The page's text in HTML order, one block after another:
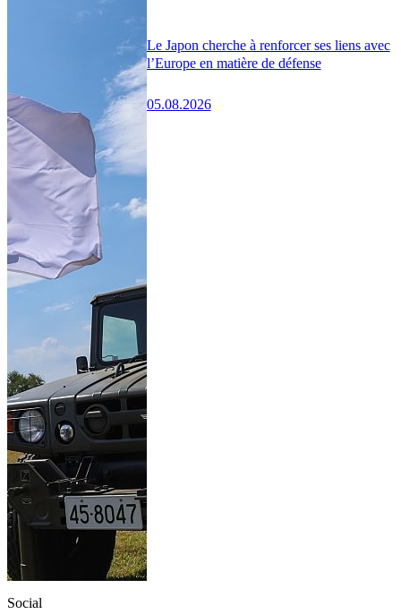
Le Japon cherche à renforcer ses liens avec
l’Europe en matière de défense
05.08.2026
Social